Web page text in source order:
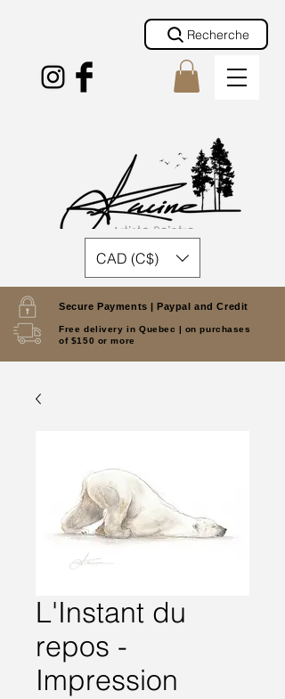
Secure Payments | Paypal and Credit
Free delivery in Quebec | on purchases
of $150 or more
Recherche
CAD (C$)
L'Instant du
repos -
Impression